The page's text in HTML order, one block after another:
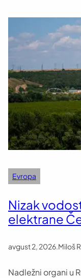
Evropa
Nizak
elektrane
avgust 2, 2026 Miloš
Nadležni organi u